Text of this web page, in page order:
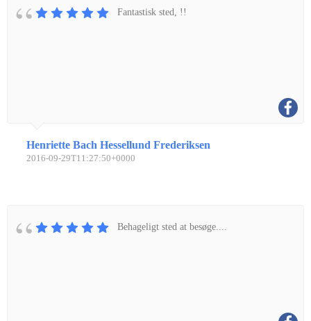
Fantastisk sted, !!
Henriette Bach Hessellund Frederiksen
2016-09-29T11:27:50+0000
Behageligt sted at besøge....